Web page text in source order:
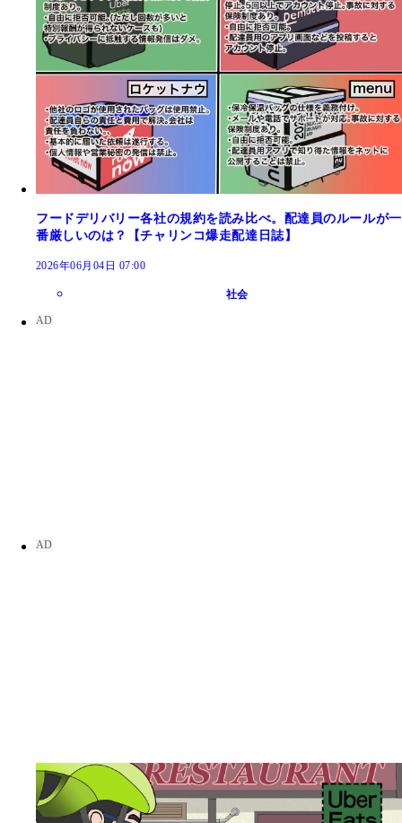
フードデリバリー各社の規約を読み比べ。配達員のルールが一
番厳しいのは？【チャリンコ爆走配達日誌】
2026年06月04日 07:00
社会